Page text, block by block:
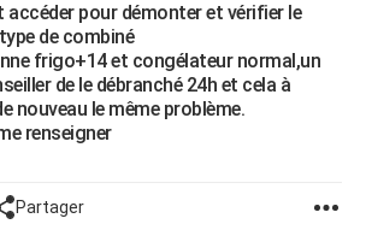
pour démonter et vérifier le
de combiné
frigo+14 et congélateur normal,un
de le débranché 24h et cela à
nouveau le même problème.
renseigner
Partager